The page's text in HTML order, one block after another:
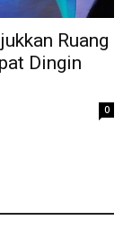
Ruang
Dingin
0